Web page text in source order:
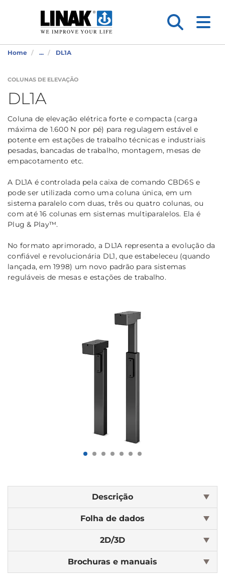
Home ... DL1A
COLUNAS DE ELEVAÇÃO
DL1A
Coluna de elevação elétrica forte e compacta (carga
máxima de 1.600 N por pé) para regulagem estável e
potente em estações de trabalho técnicas e industriais
pesadas, bancadas de trabalho, montagem, mesas de
empacotamento etc.
A DL1A é controlada pela caixa de comando CBD6S e
pode ser utilizada como uma coluna única, em um
sistema paralelo com duas, três ou quatro colunas, ou
com até 16 colunas em sistemas multiparalelos. Ela é
Plug & Play™.
No formato aprimorado, a DL1A representa a evolução da
confiável e revolucionária DL1, que estabeleceu (quando
lançada, em 1998) um novo padrão para sistemas
reguláveis de mesas e estações de trabalho.
Descrição
Folha de dados
2D/3D
Brochuras e manuais